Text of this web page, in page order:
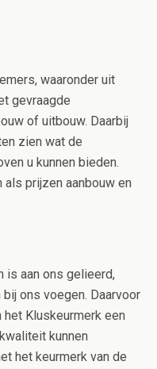
waaronder uit
gevraagde
of uitbouw. Daarbij
zien wat de
u kunnen bieden.
prijzen aanbouw en
is aan ons gelieerd,
ons voegen. Daarvoor
Kluskeurmerk een
kunnen
het keurmerk van de